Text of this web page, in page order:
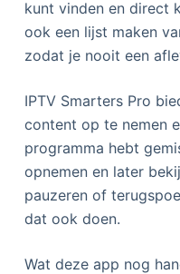
kunt vinden en direct
ook een lijst maken
zodat je nooit een
IPTV Smarters Pro
content op te nemen
programma hebt
opnemen en later
pauzeren of
dat ook doen.
Wat deze app nog